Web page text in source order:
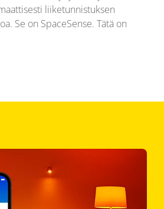
liiketunnistuksen
Se on SpaceSense. Tätä on